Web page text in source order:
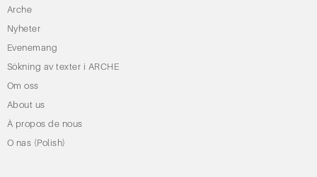
Arche
Nyheter
Evenemang
Sökning av texter i ARCHE
Om oss
About us
À propos de nous
O nas (Polish)